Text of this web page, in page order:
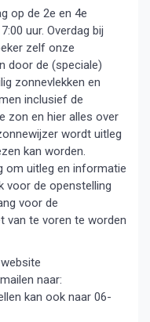
op de 2e en 4e
uur. Overdag bij
zelf onze
door de (speciale)
zonnevlekken en
inclusief de
zon en hier alles over
wordt uitleg
kan worden.
om uitleg en informatie
voor de openstelling
voor de
van te voren te worden
naar:
kan ook naar 06-